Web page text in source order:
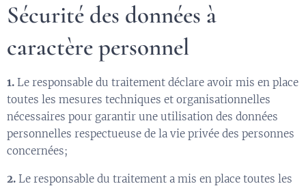
Sécurité des données à
caractère personnel
1. Le responsable du traitement déclare avoir mis en place
toutes les mesures techniques et organisationnelles
nécessaires pour garantir une utilisation des données
personnelles respectueuse de la vie privée des personnes
concernées;
2. Le responsable du traitement a mis en place toutes les